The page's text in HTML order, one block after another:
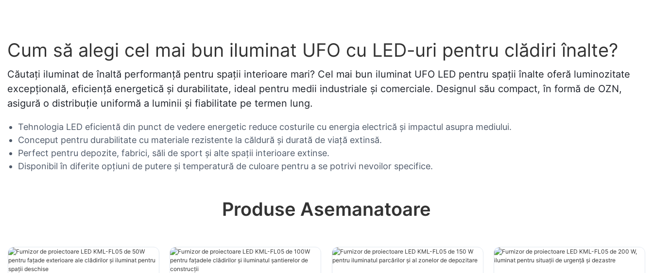
Cum să alegi cel mai bun iluminat UFO cu LED-uri pentru clădiri înalte?
Căutați iluminat de înaltă performanță pentru spații interioare mari? Cel mai bun iluminat UFO LED pentru spații înalte oferă luminozitate
excepțională, eficiență energetică și durabilitate, ideal pentru medii industriale și comerciale. Designul său compact, în formă de OZN,
asigură o distribuție uniformă a luminii și fiabilitate pe termen lung.
Tehnologia LED eficientă din punct de vedere energetic reduce costurile cu energia electrică și impactul asupra mediului.
Conceput pentru durabilitate cu materiale rezistente la căldură și durată de viață extinsă.
Perfect pentru depozite, fabrici, săli de sport și alte spații interioare extinse.
Disponibil în diferite opțiuni de putere și temperatură de culoare pentru a se potrivi nevoilor specifice.
Produse Asemanatoare